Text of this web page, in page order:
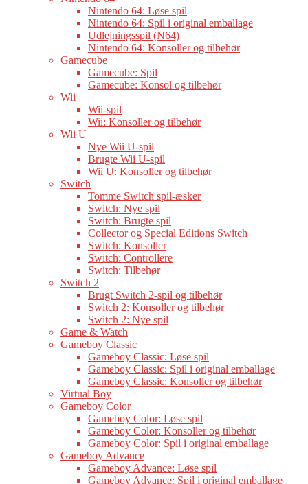
Nintendo 64: Løse spil
Nintendo 64: Spil i original emballage
Udlejningsspil (N64)
Nintendo 64: Konsoller og tilbehør
Gamecube
Gamecube: Spil
Gamecube: Konsol og tilbehør
Wii
Wii-spil
Wii: Konsoller og tilbehør
Wii U
Nye Wii U-spil
Brugte Wii U-spil
Wii U: Konsoller og tilbehør
Switch
Tomme Switch spil-æsker
Switch: Nye spil
Switch: Brugte spil
Collector og Special Editions Switch
Switch: Konsoller
Switch: Controllere
Switch: Tilbehør
Switch 2
Brugt Switch 2-spil og tilbehør
Switch 2: Konsoller og tilbehør
Switch 2: Nye spil
Game & Watch
Gameboy Classic
Gameboy Classic: Løse spil
Gameboy Classic: Spil i original emballage
Gameboy Classic: Konsoller og tilbehør
Virtual Boy
Gameboy Color
Gameboy Color: Løse spil
Gameboy Color: Konsoller og tilbehør
Gameboy Color: Spil i original emballage
Gameboy Advance
Gameboy Advance: Løse spil
Gameboy Advance: Spil i original emballage